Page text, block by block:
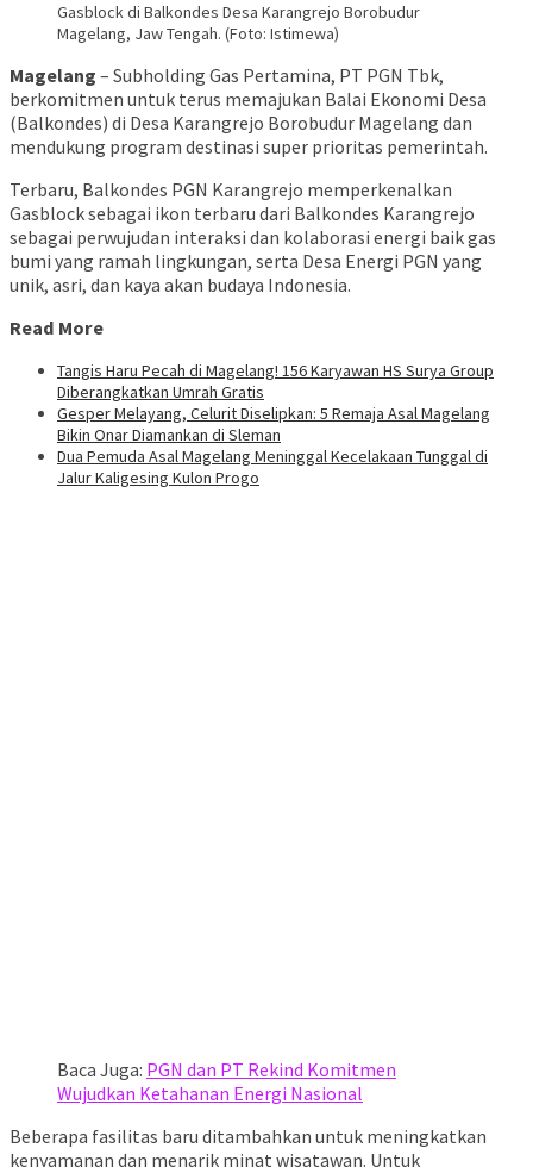
Gasblock di Balkondes Desa Karangrejo Borobudur
Magelang, Jaw Tengah. (Foto: Istimewa)
Magelang – Subholding Gas Pertamina, PT PGN Tbk,
berkomitmen untuk terus memajukan Balai Ekonomi Desa
(Balkondes) di Desa Karangrejo Borobudur Magelang dan
mendukung program destinasi super prioritas pemerintah.
Terbaru, Balkondes PGN Karangrejo memperkenalkan
Gasblock sebagai ikon terbaru dari Balkondes Karangrejo
sebagai perwujudan interaksi dan kolaborasi energi baik gas
bumi yang ramah lingkungan, serta Desa Energi PGN yang
unik, asri, dan kaya akan budaya Indonesia.
Read More
Tangis Haru Pecah di Magelang! 156 Karyawan HS Surya Group
Diberangkatkan Umrah Gratis
Gesper Melayang, Celurit Diselipkan: 5 Remaja Asal Magelang
Bikin Onar Diamankan di Sleman
Dua Pemuda Asal Magelang Meninggal Kecelakaan Tunggal di
Jalur Kaligesing Kulon Progo
Baca Juga: PGN dan PT Rekind Komitmen
Wujudkan Ketahanan Energi Nasional
Beberapa fasilitas baru ditambahkan untuk meningkatkan
kenyamanan dan menarik minat wisatawan. Untuk